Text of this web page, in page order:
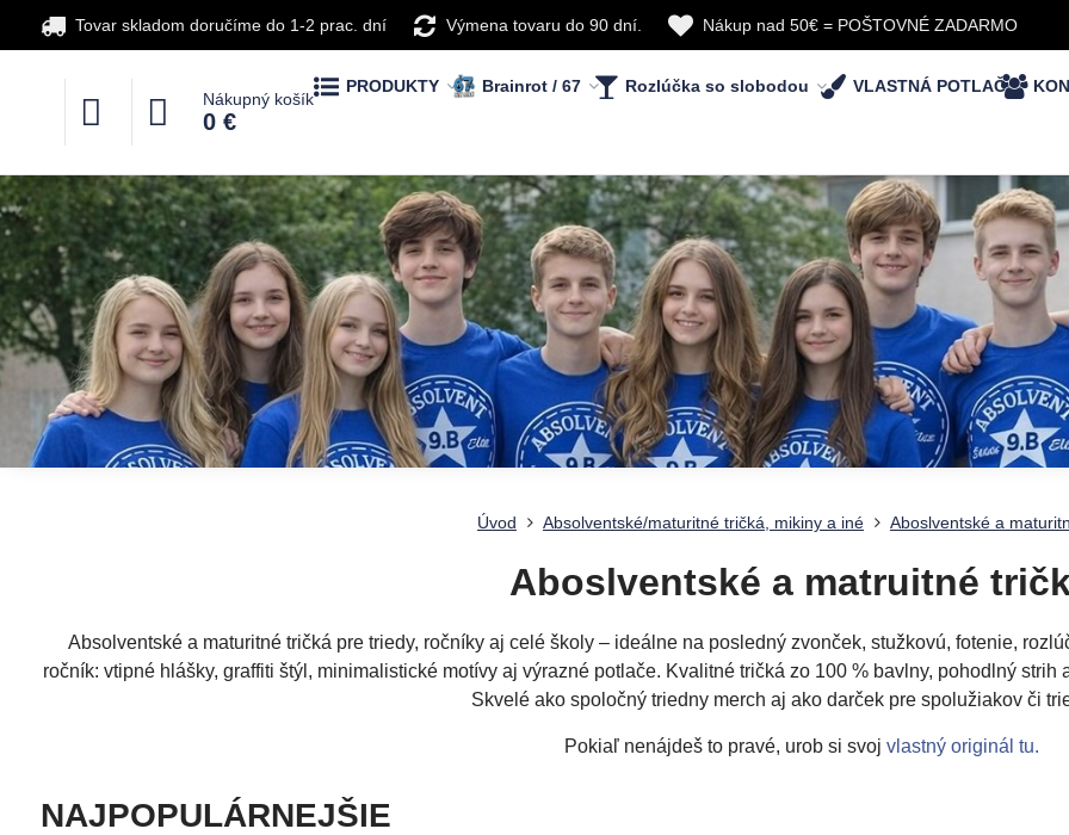
Tovar skladom doručíme do 1-2 prac. dní Výmena tovaru do 90 dní. Nákup nad 50€ = POŠTOVNÉ ZADARMO
Nákupný košík
0 €
PRODUKTY Brainrot / 67 Rozlúčka so slobodou VLASTNÁ POTLAČ
Úvod Absolventské/maturitné tričká, mikiny a iné Aboslventské a
Aboslventské a matruitné
Absolventské a maturitné tričká pre triedy, ročníky aj celé školy – ideálne na posledný zvonček, stužkovú, fotenie,
ročník: vtipné hlášky, graffiti štýl, minimalistické motívy aj výrazné potlače. Kvalitné tričká zo 100 % bavlny, pohodlný
Skvelé ako spoločný triedny merch aj ako darček pre spolužiakov či
Pokiaľ nenájdeš to pravé, urob si svoj vlastný originál tu.
NAJPOPULÁRNEJŠIE